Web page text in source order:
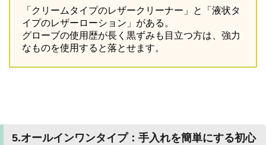
「クリームタイプのレザークリーナー」と「液状タ
イプのレザーローション」がある。
グローブの使用歴が長く黒ずみも目立つ方は、強力
なものを使用すると落とせます。
5.オールインワンタイプ：手入れを簡単にする初心